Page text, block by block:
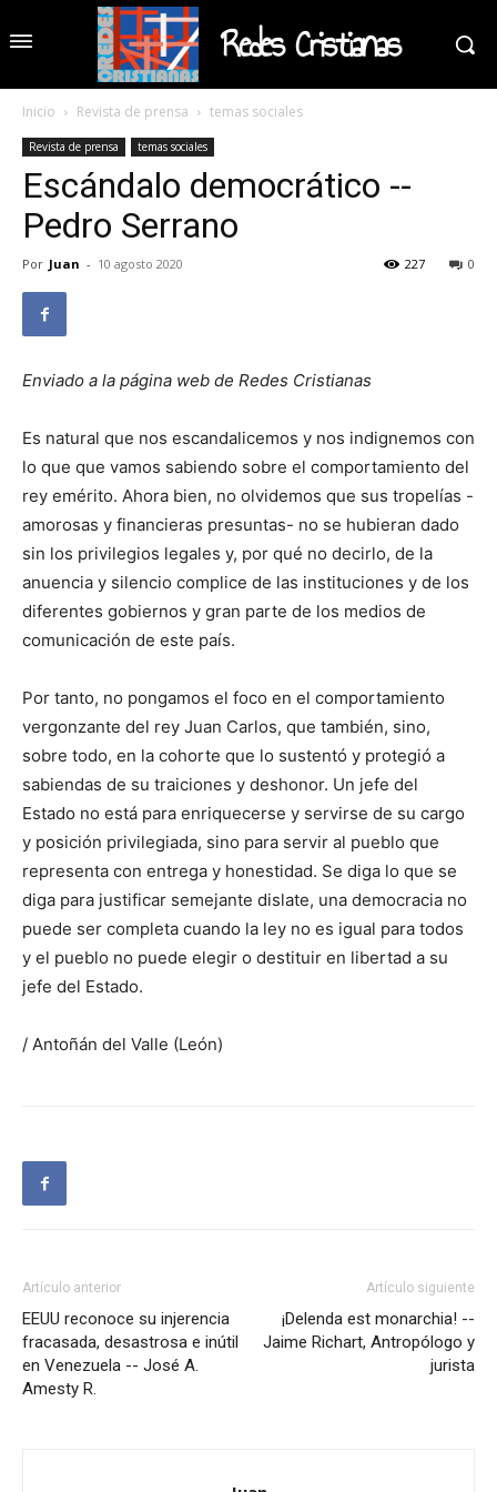
Redes Cristianas
Inicio Revista de prensa temas sociales
Revista de prensa temas sociales
Escándalo democrático --
Pedro Serrano
Por Juan - 10 agosto 2020 0
227
Enviado a la página web de Redes Cristianas
Es natural que nos escandalicemos y nos indignemos con
lo que que vamos sabiendo sobre el comportamiento del
rey emérito. Ahora bien, no olvidemos que sus tropelías -
amorosas y financieras presuntas- no se hubieran dado
sin los privilegios legales y, por qué no decirlo, de la
anuencia y silencio complice de las instituciones y de los
diferentes gobiernos y gran parte de los medios de
comunicación de este país.
Por tanto, no pongamos el foco en el comportamiento
vergonzante del rey Juan Carlos, que también, sino,
sobre todo, en la cohorte que lo sustentó y protegió a
sabiendas de su traiciones y deshonor. Un jefe del
Estado no está para enriquecerse y servirse de su cargo
y posición privilegiada, sino para servir al pueblo que
representa con entrega y honestidad. Se diga lo que se
diga para justificar semejante dislate, una democracia no
puede ser completa cuando la ley no es igual para todos
y el pueblo no puede elegir o destituir en libertad a su
jefe del Estado.
/ Antoñán del Valle (León)
Artículo anterior
EEUU reconoce su injerencia
fracasada, desastrosa e inútil
en Venezuela -- José A.
Amesty R.
Artículo siguiente
¡Delenda est monarchia! --
Jaime Richart, Antropólogo y
jurista